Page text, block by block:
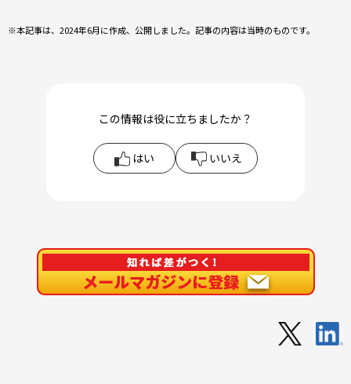
※本記事は、2024年6月に作成、公開しました。記事の内容は当時のものです。
この情報は役に立ちましたか？
はい いいえ